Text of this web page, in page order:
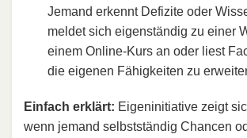
Jemand erkennt Defizite oder
meldet sich eigenständig zu einer
einem Online-Kurs an oder liest
die eigenen Fähigkeiten zu
Einfach erklärt: Eigeninitiative zeigt
wenn jemand selbstständig Chancen